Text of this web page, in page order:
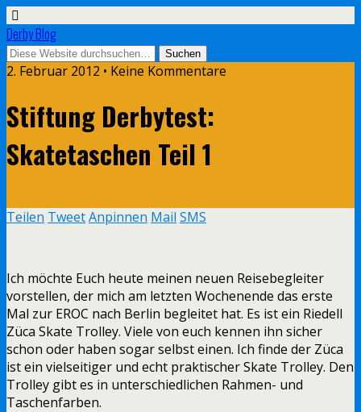
Derby Blog
2. Februar 2012 • Keine Kommentare
Stiftung Derbytest:
Skatetaschen Teil 1
Teilen TweetAnpinnen Mail SMS
Ich möchte Euch heute meinen neuen Reisebegleiter
vorstellen, der mich am letzten Wochenende das erste
Mal zur EROC nach Berlin begleitet hat. Es ist ein Riedell
Züca Skate Trolley. Viele von euch kennen ihn sicher
schon oder haben sogar selbst einen. Ich finde der Züca
ist ein vielseitiger und echt praktischer Skate Trolley. Den
Trolley gibt es in unterschiedlichen Rahmen- und
Taschenfarben.